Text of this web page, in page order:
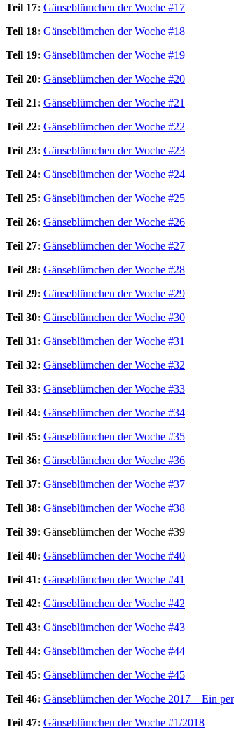
Teil 17: Gänseblümchen der Woche #17
Teil 18: Gänseblümchen der Woche #18
Teil 19: Gänseblümchen der Woche #19
Teil 20: Gänseblümchen der Woche #20
Teil 21: Gänseblümchen der Woche #21
Teil 22: Gänseblümchen der Woche #22
Teil 23: Gänseblümchen der Woche #23
Teil 24: Gänseblümchen der Woche #24
Teil 25: Gänseblümchen der Woche #25
Teil 26: Gänseblümchen der Woche #26
Teil 27: Gänseblümchen der Woche #27
Teil 28: Gänseblümchen der Woche #28
Teil 29: Gänseblümchen der Woche #29
Teil 30: Gänseblümchen der Woche #30
Teil 31: Gänseblümchen der Woche #31
Teil 32: Gänseblümchen der Woche #32
Teil 33: Gänseblümchen der Woche #33
Teil 34: Gänseblümchen der Woche #34
Teil 35: Gänseblümchen der Woche #35
Teil 36: Gänseblümchen der Woche #36
Teil 37: Gänseblümchen der Woche #37
Teil 38: Gänseblümchen der Woche #38
Teil 39: Gänseblümchen der Woche #39
Teil 40: Gänseblümchen der Woche #40
Teil 41: Gänseblümchen der Woche #41
Teil 42: Gänseblümchen der Woche #42
Teil 43: Gänseblümchen der Woche #43
Teil 44: Gänseblümchen der Woche #44
Teil 45: Gänseblümchen der Woche #45
Teil 46: Gänseblümchen der Woche 2017 – Ein
Teil 47: Gänseblümchen der Woche #1/2018